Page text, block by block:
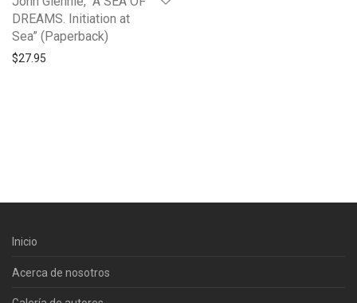
DREAMS. Initiation at
Sea” (Paperback)
$27.95
Inicio
Acerca de nosotros